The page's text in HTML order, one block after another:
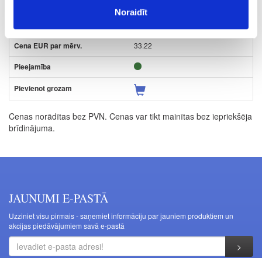
Noraidīt
33.22
Cenas norādītas bez PVN. Cenas var tikt mainītas bez iepriekšēja
brīdinājuma.
JAUNUMI E-PASTĀ
Uzziniet visu pirmais - saņemiet informāciju par jauniem produktiem un
akcijas piedāvājumiem savā e-pastā